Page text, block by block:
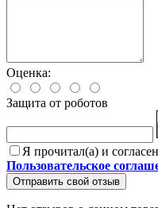
Оценка:
Защита от роботов
Я прочитал(а) и
Пользовательское
Отправить свой отзыв